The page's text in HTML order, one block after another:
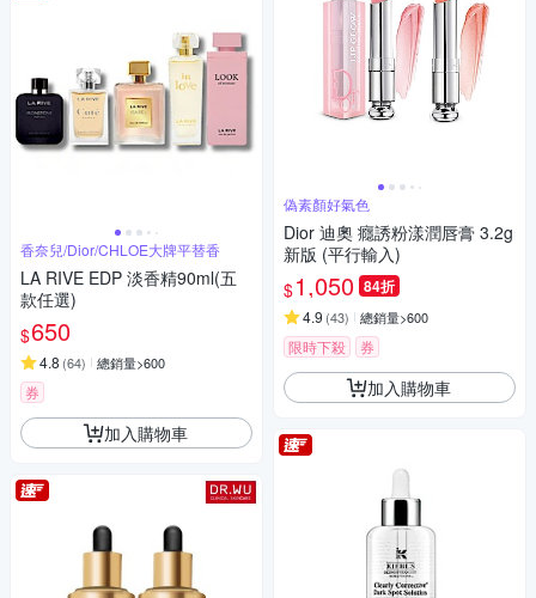
香奈兒/Dior/CHLOE大牌平替香
LA RIVE EDP 淡香精90ml(五
款任選)
$650
4.8 (64) 總銷量>600
券
加入購物車
偽素顏好氣色
Dior 迪奧 癮誘粉漾潤唇膏 3.2g
新版 (平行輸入)
$1,050 84折
4.9 (43) 總銷量>600
限時下殺 券
加入購物車